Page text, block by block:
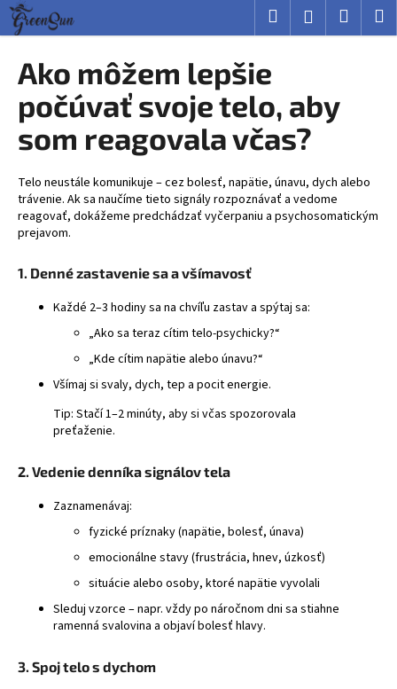
Prejsť
obsah
Hľadať Prihlásenie
Ako môžem lepšie
počúvať svoje telo, aby
som reagovala včas?
Telo neustále komunikuje – cez bolesť, napätie, únavu, dych alebo
trávenie. Ak sa naučíme tieto signály rozpoznávať a vedome
reagovať, dokážeme predchádzať vyčerpaniu a psychosomatickým
prejavom.
1. Denné zastavenie sa a všímavosť
Každé 2–3 hodiny sa na chvíľu zastav a spýtaj sa:
„Ako sa teraz cítim telo-psychicky?“
„Kde cítim napätie alebo únavu?“
Všímaj si svaly, dych, tep a pocit energie.
Tip: Stačí 1–2 minúty, aby si včas spozorovala
preťaženie.
2. Vedenie denníka signálov tela
Zaznamenávaj:
fyzické príznaky (napätie, bolesť, únava)
emocionálne stavy (frustrácia, hnev, úzkosť)
situácie alebo osoby, ktoré napätie vyvolali
Sleduj vzorce – napr. vždy po náročnom dni sa stiahne
ramenná svalovina a objaví bolesť hlavy.
3. Spoj telo s dychom
K
o
Č
o
p
t
r
e
u
s
HĽADAŤ